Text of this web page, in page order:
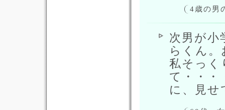
4歳の男
次男が小
らくん
私そっく
て・・・
に、見